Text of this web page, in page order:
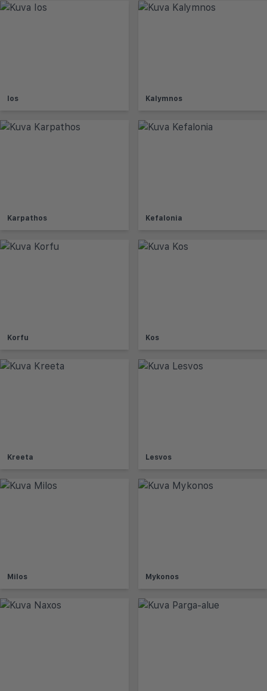
Ios Kalymnos
Karpathos Kefalonia
Korfu Kos
Kreeta Lesvos
Milos Mykonos